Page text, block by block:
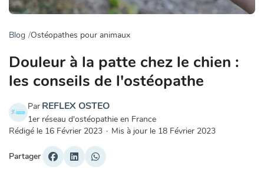
Blog Ostéopathes pour animaux
Douleur à la patte chez le chien :
les conseils de l'ostéopathe
Par REFLEX OSTEO
1er réseau d'ostéopathie en France
Rédigé le 16 Février 2023 · Mis à jour le 18 Février 2023
Partager